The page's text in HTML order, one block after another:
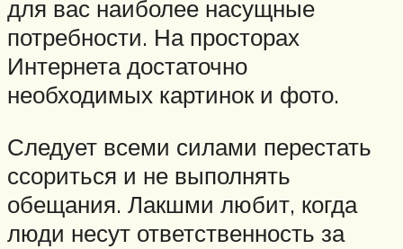
для вас наиболее насущные
потребности. На просторах
Интернета достаточно
необходимых картинок и фото.
Следует всеми силами перестать
ссориться и не выполнять
обещания. Лакшми любит, когда
люди несут ответственность за